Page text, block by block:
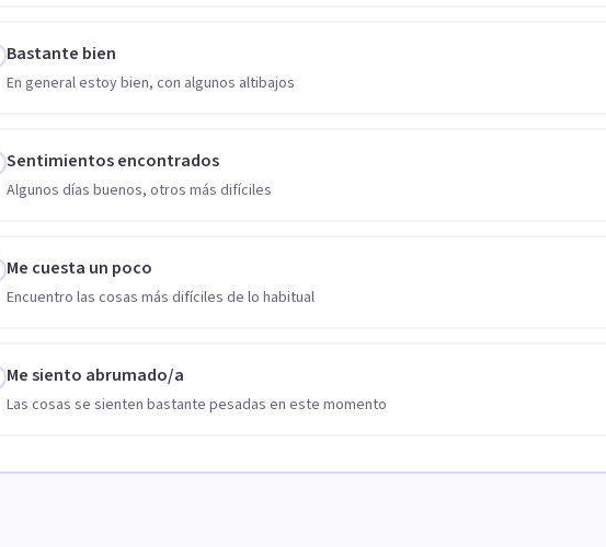
Bastante bien
En general estoy bien, con algunos altibajos
Sentimientos encontrados
Algunos días buenos, otros más difíciles
Me cuesta un poco
Encuentro las cosas más difíciles de lo habitual
Me siento abrumado/a
Las cosas se sienten bastante pesadas en este momento